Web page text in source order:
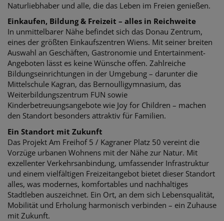
Naturliebhaber und alle, die das Leben im Freien genießen.
Einkaufen, Bildung & Freizeit – alles in Reichweite
In unmittelbarer Nähe befindet sich das Donau Zentrum,
eines der größten Einkaufszentren Wiens. Mit seiner breiten
Auswahl an Geschäften, Gastronomie und Entertainment-
Angeboten lässt es keine Wünsche offen. Zahlreiche
Bildungseinrichtungen in der Umgebung – darunter die
Mittelschule Kagran, das Bernoulligymnasium, das
Weiterbildungszentrum FUN sowie
Kinderbetreuungsangebote wie Joy for Children – machen
den Standort besonders attraktiv für Familien.
Ein Standort mit Zukunft
Das Projekt Am Freihof 5 / Kagraner Platz 50 vereint die
Vorzüge urbanen Wohnens mit der Nähe zur Natur. Mit
exzellenter Verkehrsanbindung, umfassender Infrastruktur
und einem vielfältigen Freizeitangebot bietet dieser Standort
alles, was modernes, komfortables und nachhaltiges
Stadtleben auszeichnet. Ein Ort, an dem sich Lebensqualität,
Mobilität und Erholung harmonisch verbinden – ein Zuhause
mit Zukunft.